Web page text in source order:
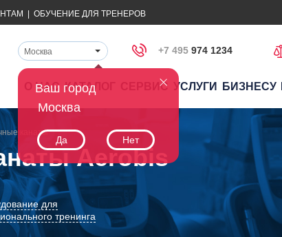
ОБУЧЕНИЕ ДЛЯ ТРЕНЕРОВ
Ваш город
Москва
Да Нет
Москва +7 495 974 1234
О НАС КАТАЛОГ СЕРВИС УСЛУГИ БИЗНЕСУ
канаты
Aerobis
для
тренинга